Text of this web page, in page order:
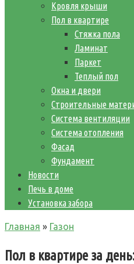
Кровля крыши
Пол в квартире
Стяжка пола
Ламинат
Паркет
Теплый пол
Окна и двери
Строительные
Система вентиляции
Система отопления
Фасад
Фундамент
Новости
Печь в доме
Установка забора
Главная » Газон
Пол в квартире за